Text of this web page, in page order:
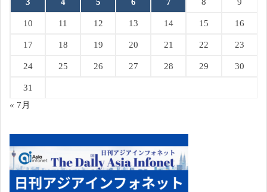
10 11 12 13 14 15 16
17 18 19 20 21 22 23
24 25 26 27 28 29 30
31
« 7月